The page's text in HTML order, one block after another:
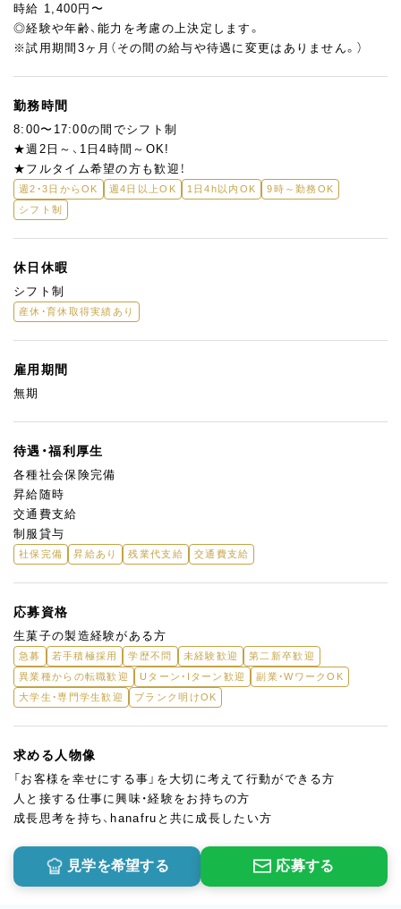
手元の丁寧さや盛り付けの感覚を活かせる仕事です。
生菓子の製造経験がある方、フルーツカット・仕上げ作業が得意な
売れ行きやその日のフルーツの状態に合わせて、追加で製造する
こともあるため、単調な流れ作業ではありません。
販売スタッフと連携しながら、できたてのケーキを店頭へ届ける
やりがいを感じられる環境です。
時給 1,400円〜
◎経験や年齢、能力を考慮の上決定します。
※試用期間3ヶ月（その間の給与や待遇に変更はありません。）
勤務時間
8:00〜17:00の間でシフト制
★週2日～、1日4時間～OK!
★フルタイム希望の方も歓迎！
週2・3日からOK 週4日以上OK 1日4h以内OK
9時～勤務OK
シフト制
休日休暇
シフト制
産休・育休取得実績あり
雇用期間
無期
待遇・福利厚生
各種社会保険完備
昇給随時
交通費支給
制服貸与
社保完備 昇給あり 残業代支給 交通費支給
応募資格
生菓子の製造経験がある方
急募 若手積極採用 学歴不問 未経験歓迎
第二新卒歓迎
異業種からの転職歓迎
Uターン・Iターン歓迎
副業・WワークOK
大学生・専門学生歓迎
ブランク明けOK
求める人物像
「お客様を幸せにする事」を大切に考えて行動ができる方
人と接する仕事に興味・経験をお持ちの方
成長思考を持ち、hanafruと共に成長したい方
見学を希望する 応募する